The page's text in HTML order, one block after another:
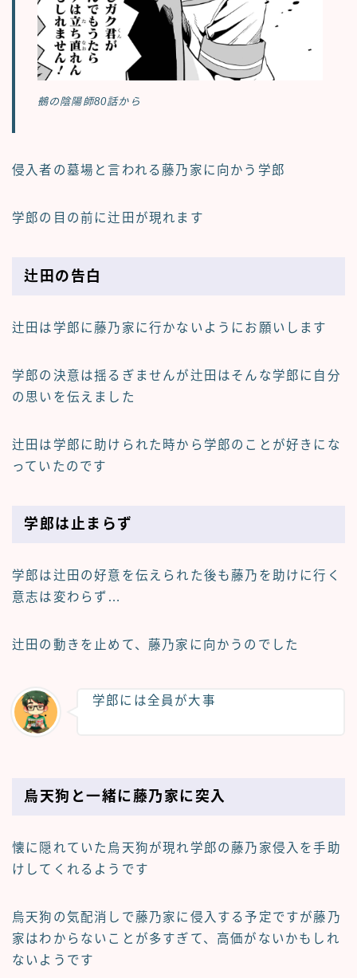
鵺の陰陽師80話から
侵入者の墓場と言われる藤乃家に向かう学郎
学郎の目の前に辻田が現れます
辻田の告白
辻田は学郎に藤乃家に行かないようにお願いします
学郎の決意は揺るぎませんが辻田はそんな学郎に自分
の思いを伝えました
辻田は学郎に助けられた時から学郎のことが好きにな
っていたのです
学郎は止まらず
学郎は辻田の好意を伝えられた後も藤乃を助けに行く
意志は変わらず…
辻田の動きを止めて、藤乃家に向かうのでした
学郎には全員が大事
烏天狗と一緒に藤乃家に突入
懐に隠れていた烏天狗が現れ学郎の藤乃家侵入を手助
けしてくれるようです
烏天狗の気配消しで藤乃家に侵入する予定ですが藤乃
家はわからないことが多すぎて、高価がないかもしれ
ないようです